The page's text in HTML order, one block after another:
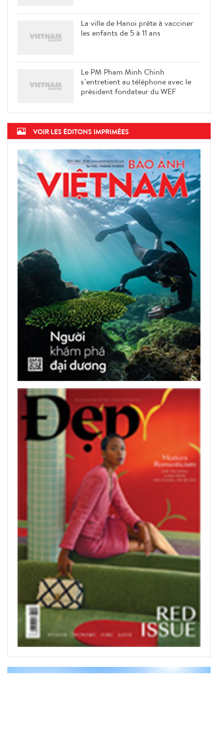
La ville de Hanoi prête à vacciner
les enfants de 5 à 11 ans
Le PM Pham Minh Chinh
s’entretient au téléphone avec le
président fondateur du WEF
VOIR LES ÉDITONS IMPRIMÉES